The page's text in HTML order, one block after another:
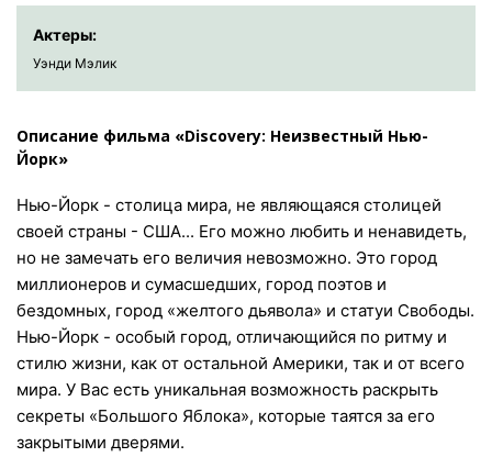
Актеры:
Уэнди Мэлик
Описание фильма «Discovery: Неизвестный Нью-
Йорк»
Нью-Йорк - столица мира, не являющаяся столицей
своей страны - США... Его можно любить и ненавидеть,
но не замечать его величия невозможно. Это город
миллионеров и сумасшедших, город поэтов и
бездомных, город «желтого дьявола» и статуи Свободы.
Нью-Йорк - особый город, отличающийся по ритму и
стилю жизни, как от остальной Америки, так и от всего
мира. У Вас есть уникальная возможность раскрыть
секреты «Большого Яблока», которые таятся за его
закрытыми дверями.